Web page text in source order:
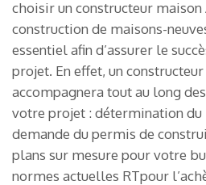
choisir un constructeur
construction de maisons-
essentiel afin d’assurer le
projet. En effet, un
accompagnera tout au long
votre projet : détermination du
demande du permis de
plans sur mesure pour votre
normes actuelles RTpour